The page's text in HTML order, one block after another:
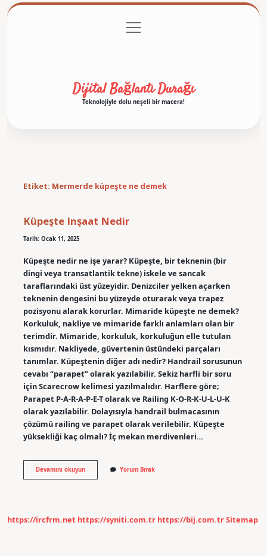
Gizlilik Politikası
menüyü
aç
Dijital Bağlantı Durağı
Teknolojiyle dolu neşeli bir macera!
Etiket: Mermerde küpeşte ne demek
Küpeşte Inşaat Nedir
Tarih: Ocak 11, 2025
Küpeşte nedir ne işe yarar? Küpeşte, bir teknenin (bir
dingi veya transatlantik tekne) iskele ve sancak
taraflarındaki üst yüzeyidir. Denizciler yelken açarken
teknenin dengesini bu yüzeyde oturarak veya trapez
pozisyonu alarak korurlar. Mimaride küpeşte ne demek?
Korkuluk, nakliye ve mimaride farklı anlamları olan bir
terimdir. Mimaride, korkuluk, korkuluğun elle tutulan
kısmıdır. Nakliyede, güvertenin üstündeki parçaları
tanımlar. Küpeştenin diğer adı nedir? Handrail sorusunun
cevabı “parapet” olarak yazılabilir. Sekiz harfli bir soru
için Scarecrow kelimesi yazılmalıdır. Harflere göre;
Parapet P-A-R-A-P-E-T olarak ve Railing K-O-R-K-U-L-U-K
olarak yazılabilir. Dolayısıyla handrail bulmacasının
çözümü railing ve parapet olarak verilebilir. Küpeşte
yüksekliği kaç olmalı? İç mekan merdivenleri…
Devamını okuyunKüpeşte
Inşaat
Yorum Bırak
https://ircfrm.net https://syniti.com.tr https://bij.com.trSitemap